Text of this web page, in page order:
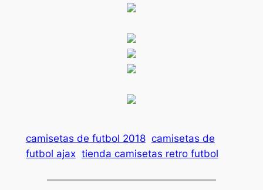
camisetas de futbol 2018 camisetas de
futbol ajax tienda camisetas retro futbol